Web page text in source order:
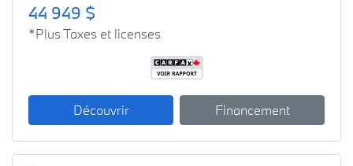
44 949 $
*Plus Taxes et licenses
Découvrir Financement